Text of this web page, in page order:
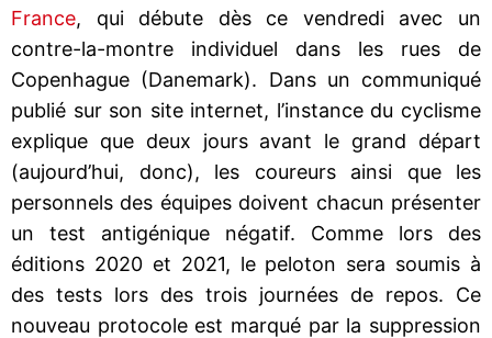
France, qui débute dès ce vendredi avec un
contre-la-montre individuel dans les rues de
Copenhague (Danemark). Dans un communiqué
publié sur son site internet, l’instance du cyclisme
explique que deux jours avant le grand départ
(aujourd’hui, donc), les coureurs ainsi que les
personnels des équipes doivent chacun présenter
un test antigénique négatif. Comme lors des
éditions 2020 et 2021, le peloton sera soumis à
des tests lors des trois journées de repos. Ce
nouveau protocole est marqué par la suppression